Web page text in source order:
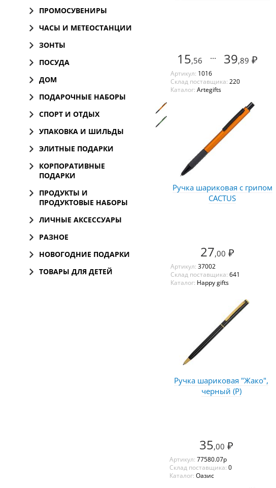
ПРОМОСУВЕНИРЫ
ЧАСЫ И МЕТЕОСТАНЦИИ
ЗОНТЫ
ПОСУДА
ДОМ
ПОДАРОЧНЫЕ НАБОРЫ
СПОРТ И ОТДЫХ
УПАКОВКА И ШИЛЬДЫ
ЭЛИТНЫЕ ПОДАРКИ
КОРПОРАТИВНЫЕ
ПОДАРКИ
ПРОДУКТЫ И
ПРОДУКТОВЫЕ НАБОРЫ
ЛИЧНЫЕ АКСЕССУАРЫ
РАЗНОЕ
НОВОГОДНИЕ ПОДАРКИ
ТОВАРЫ ДЛЯ ДЕТЕЙ
15,56 ... 39,89 ₽
Артикул: 1016
Склад поставщика: 220
Каталог: Artegifts
Ручка шариковая с грипом
CACTUS
27,00 ₽
Артикул: 37002
Склад поставщика: 641
Каталог: Happy gifts
Ручка шариковая "Жако",
черный (Р)
35,00 ₽
Артикул: 77580.07p
Склад поставщика: 0
Каталог: Оазис